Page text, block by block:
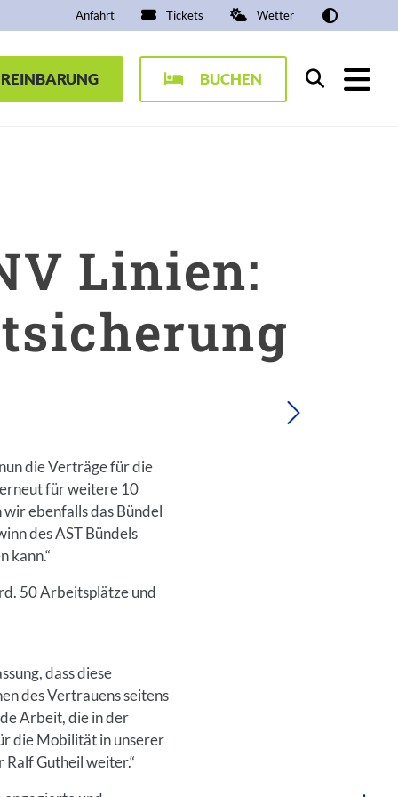
Anfahrt Tickets Wetter
BUCHEN Suchen
Linien:
die Verträge für die
für weitere 10
ebenfalls das Bündel
des AST Bündels
kann.“
50 Arbeitsplätze und
dass diese
des Vertrauens seitens
Arbeit, die in der
die Mobilität in unserer
Gutheil weiter.“